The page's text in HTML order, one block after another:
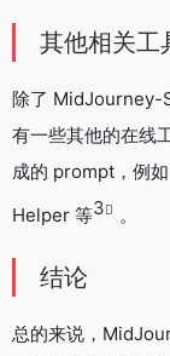
其他相关工
除了 MidJourney-
有一些其他的在线
成的 prompt，例
Helper 等3 。
结论
总的来说，